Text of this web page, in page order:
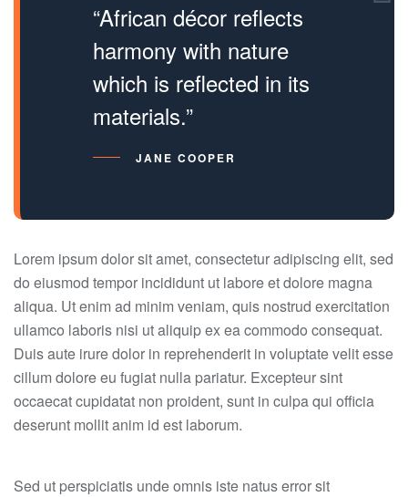
“African décor reflects
harmony with nature
which is reflected in its
materials.”
JANE COOPER
Lorem ipsum dolor sit amet, consectetur adipiscing elit, sed
do eiusmod tempor incididunt ut labore et dolore magna
aliqua. Ut enim ad minim veniam, quis nostrud exercitation
ullamco laboris nisi ut aliquip ex ea commodo consequat.
Duis aute irure dolor in reprehenderit in voluptate velit esse
cillum dolore eu fugiat nulla pariatur. Excepteur sint
occaecat cupidatat non proident, sunt in culpa qui officia
deserunt mollit anim id est laborum.
Sed ut perspiciatis unde omnis iste natus error sit